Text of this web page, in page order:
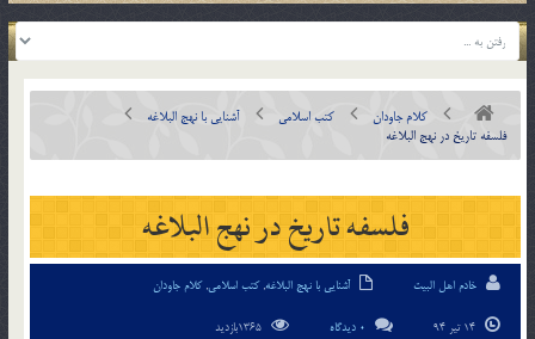
کلام جاودان کتب اسلامی
آشنایی با نهج البلاغه
فلسفه تاريخ در نهج البلاغه‏
فلسفه تاريخ در نهج البلاغه‏
خادم اهل البیت آشنایی با نهج البلاغه,کتب اسلامی,کلام جاودان
0 دیدگاه